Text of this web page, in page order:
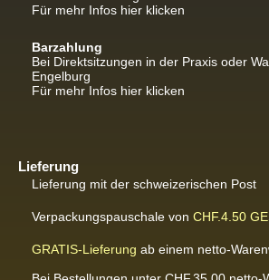
Für mehr Infos hier klicken
Barzahlung
Bei Direktsitzungen in der Praxis oder
Engelburg
Für mehr Infos hier klicken
Lieferung
Lieferung mit der schweizerischen Post
Verpackungspauschale von CHF.4.50
GRATIS-Lieferung ab einem netto-